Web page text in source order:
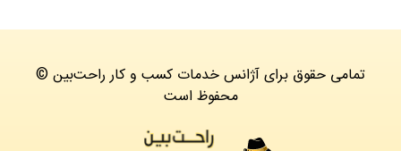
© تمامی حقوق برای آژانس خدمات کسب و کار راحت‌بین
محفوظ است